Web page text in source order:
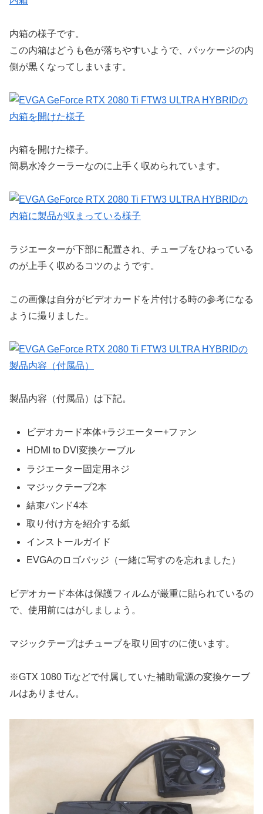
内箱の様子です。
この内箱はどうも色が落ちやすいようで、パッケージの内
側が黒くなってしまいます。
内箱を開けた様子。
簡易水冷クーラーなのに上手く収められています。
ラジエーターが下部に配置され、チューブをひねっている
のが上手く収めるコツのようです。
この画像は自分がビデオカードを片付ける時の参考になる
ように撮りました。
製品内容（付属品）は下記。
ビデオカード本体+ラジエーター+ファン
HDMI to DVI変換ケーブル
ラジエーター固定用ネジ
マジックテープ2本
結束バンド4本
取り付け方を紹介する紙
インストールガイド
EVGAのロゴバッジ（一緒に写すのを忘れました）
ビデオカード本体は保護フィルムが厳重に貼られているの
で、使用前にはがしましょう。
マジックテープはチューブを取り回すのに使います。
※GTX 1080 Tiなどで付属していた補助電源の変換ケーブ
ルはありません。